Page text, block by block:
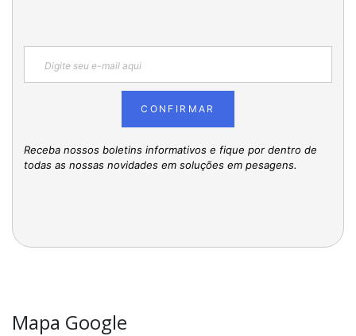
CONFIRMAR
Receba nossos boletins informativos e fique por dentro de
todas as nossas novidades em soluções em pesagens.
Mapa Google